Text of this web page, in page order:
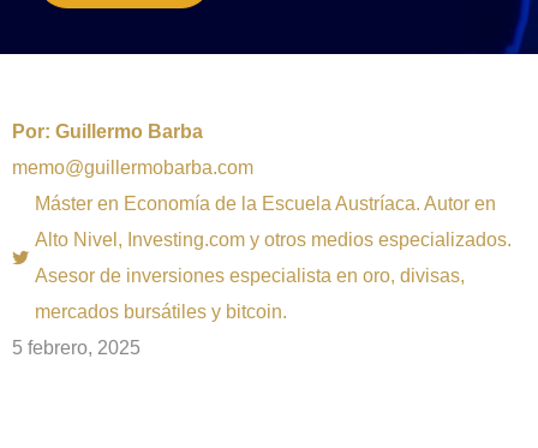
Por: Guillermo Barba
memo@guillermobarba.com
Máster en Economía de la Escuela Austríaca. Autor en
Alto Nivel, Investing.com y otros medios especializados.
Asesor de inversiones especialista en oro, divisas,
mercados bursátiles y bitcoin.
5 febrero, 2025